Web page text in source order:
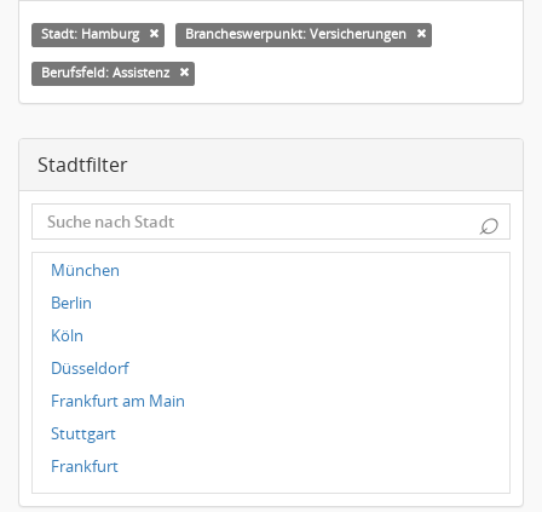
Stadt: Hamburg Brancheswerpunkt: Versicherungen
Berufsfeld: Assistenz
Stadtfilter
⌕
München
Berlin
Köln
Düsseldorf
Frankfurt am Main
Stuttgart
Frankfurt
Dresden